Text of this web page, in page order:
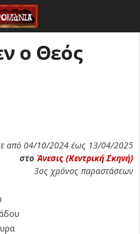
ο Θεός
από 04/10/2024 έως 13/04/2025
στο Άνεσις (Κεντρική Σκηνή)
3ος χρόνος παραστάσεων